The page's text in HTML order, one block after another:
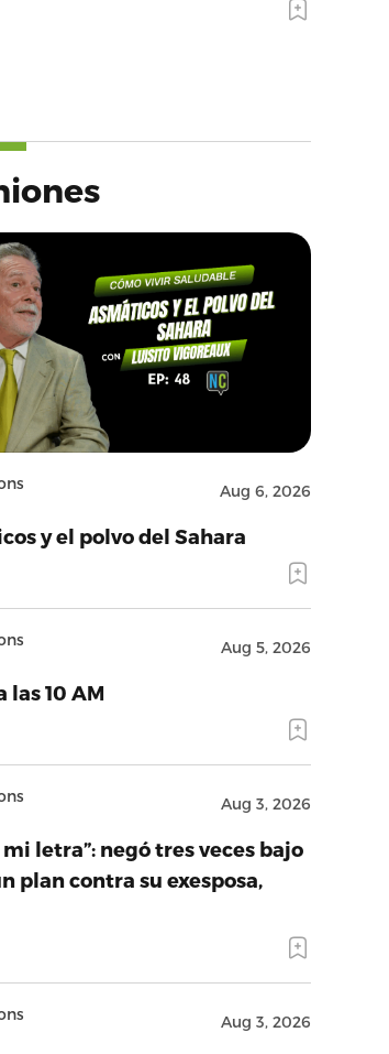
Aug 6, 2026
y el polvo del Sahara
Aug 5, 2026
las 10 AM
Aug 3, 2026
mi letra”: negó tres veces bajo
plan contra su exesposa,
Aug 3, 2026